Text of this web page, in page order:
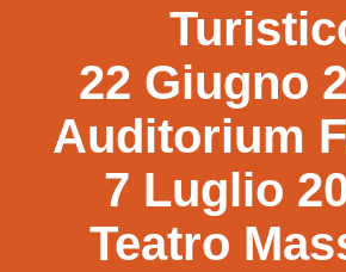
22 Giugno
Auditorium
7 Luglio
Teatro